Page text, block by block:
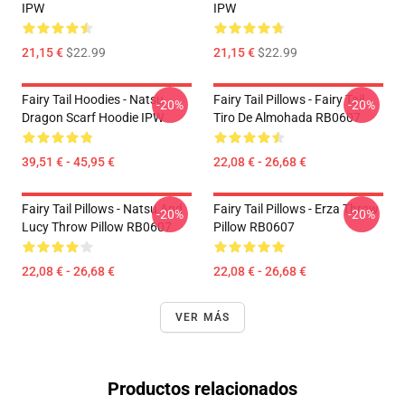
IPW
21,15 €$22.99
IPW
21,15 €$22.99
Fairy Tail Hoodies - Natsu
Dragon Scarf Hoodie IPW
39,51 € - 45,95 €
-20%
Fairy Tail Pillows - Fairy Tail
Tiro De Almohada RB0607
22,08 € - 26,68 €
-20%
Fairy Tail Pillows - Natsu And
Lucy Throw Pillow RB0607
22,08 € - 26,68 €
-20%
Fairy Tail Pillows - Erza Throw
Pillow RB0607
22,08 € - 26,68 €
-20%
VER MÁS
Productos relacionados